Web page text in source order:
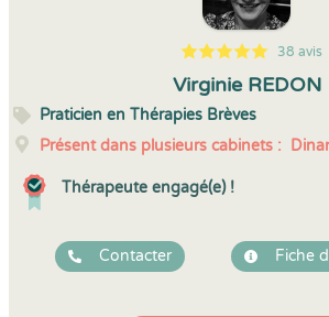
5
1
5
38 38 avis
Virginie REDON
Praticien en Thérapies Brèves
Présent dans plusieurs cabinets :
Thérapeute engagé(e) !
Contacter Fiche